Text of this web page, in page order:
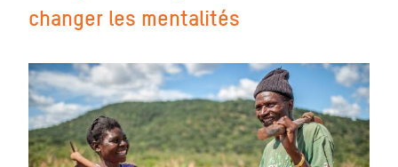
changer les mentalités